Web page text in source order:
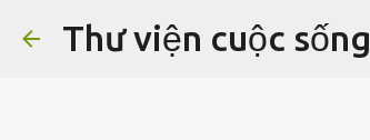
Thư viện cuộc sống